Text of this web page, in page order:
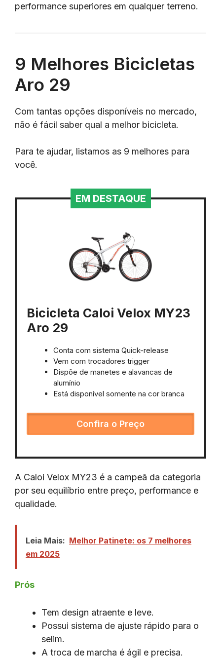
performance superiores em qualquer terreno.
9 Melhores Bicicletas
Aro 29
Com tantas opções disponíveis no mercado,
não é fácil saber qual a melhor bicicleta.
Para te ajudar, listamos as 9 melhores para
você.
EM DESTAQUE
Bicicleta Caloi Velox MY23
Aro 29
Conta com sistema Quick-release
Vem com trocadores trigger
Dispõe de manetes e alavancas de
alumínio
Está disponível somente na cor branca
Confira o Preço
A Caloi Velox MY23 é a campeã da categoria
por seu equilíbrio entre preço, performance e
qualidade.
Leia Mais: Melhor Patinete: os 7 melhores
em 2025
Prós
Tem design atraente e leve.
Possui sistema de ajuste rápido para o
selim.
A troca de marcha é ágil e precisa.